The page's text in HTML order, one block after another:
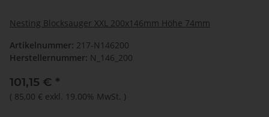
Nesting Blocksauger XXL 200x146mm Höhe 74mm
Artikelnummer: 217-N146200
Herstellernummer: N_146_200
101,15 € *
( 85,00 € exkl. 19.00% MwSt. )